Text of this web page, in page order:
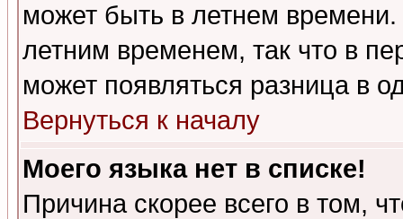
может быть в летнем
летним временем, так что в
может появляться разница в
Вернуться к началу
Моего языка нет в списке!
Причина скорее всего в том,